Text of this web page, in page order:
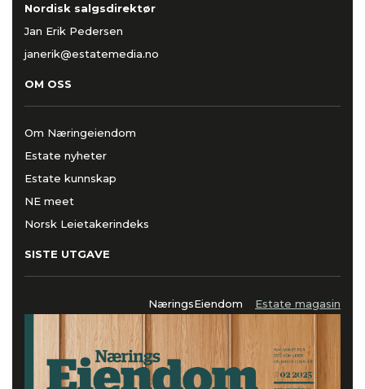
Nordisk salgsdirektør
Jan Erik Pedersen
janerik@estatemedia.no
OM OSS
Om Næringeiendom
Estate nyheter
Estate kunnskap
NE meet
Norsk Leietakerindeks
SISTE UTGAVE
NæringsEiendom Estate magasin